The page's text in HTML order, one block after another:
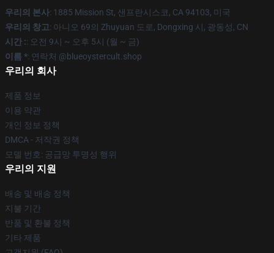
우리의 본사: 1885 Mission St, 샌프란시스코, CA 94103, 미국
우리의 창고: 아니오 69의 Zhuyuan 도로, Dongxing 시, 광동성, CN
시간 :: 오전 9시 ~ 오후 5시 (월 ~ 금)
이름 *: 연락처 @blueoystercult.shop
우리의 회사
제품 정보
이용 약관
개인 정보 정책
DMCA - 저작권 정책
모델 번호: 공급망 투명성 행위
우리의 지원
배송 및 배송 정책
지불 기간
반품 및 환불 정책
기타 제품